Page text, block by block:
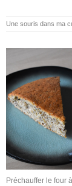
Une souris dans ma
Préchauffer le four